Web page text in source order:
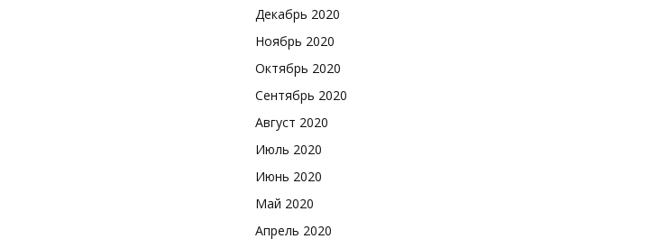
Декабрь 2020
Ноябрь 2020
Октябрь 2020
Сентябрь 2020
Август 2020
Июль 2020
Июнь 2020
Май 2020
Апрель 2020